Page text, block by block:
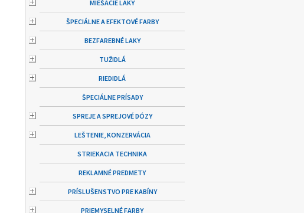
MIEŠACIE LAKY
ŠPECIÁLNE A EFEKTOVÉ FARBY
BEZFAREBNÉ LAKY
TUŽIDLÁ
RIEDIDLÁ
ŠPECIÁLNE PRÍSADY
SPREJE A SPREJOVÉ DÓZY
LEŠTENIE, KONZERVÁCIA
STRIEKACIA TECHNIKA
REKLAMNÉ PREDMETY
PRÍSLUŠENSTVO PRE KABÍNY
PRIEMYSELNÉ FARBY